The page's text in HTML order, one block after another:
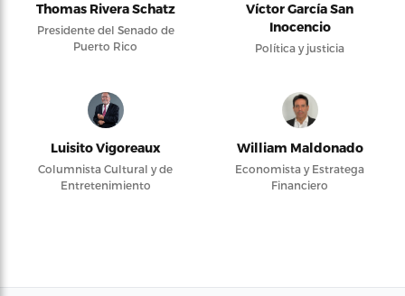
Thomas Rivera Schatz
Presidente del Senado de
Puerto Rico
Víctor García San
Inocencio
Política y justicia
Luisito Vigoreaux
Columnista Cultural y de
Entretenimiento
William Maldonado
Economista y Estratega
Financiero